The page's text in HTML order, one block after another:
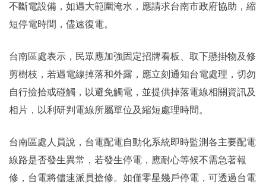
不斷電設備，如遇大範圍淹水，應請求台南市政府協助，縮
短停電時間，儘速復電。
台南區處表示，民眾應加強固定招牌看板、取下懸掛物及修
剪樹枝，若遇電線掉落和外露，應立刻通知台電處理，切勿
自行撿拾或碰觸，以避免觸電，並提供掉落電線相關資訊及
相片，以利研判電線所屬單位及縮短處理時間。
台南區處人員說，台電配電自動化系統即時監測各主要配電
線路是否發生異常，若發生停電，應耐心等候不需急著報
修，台電將儘速派員搶修。如僅零星幾戶停電，可透過台電